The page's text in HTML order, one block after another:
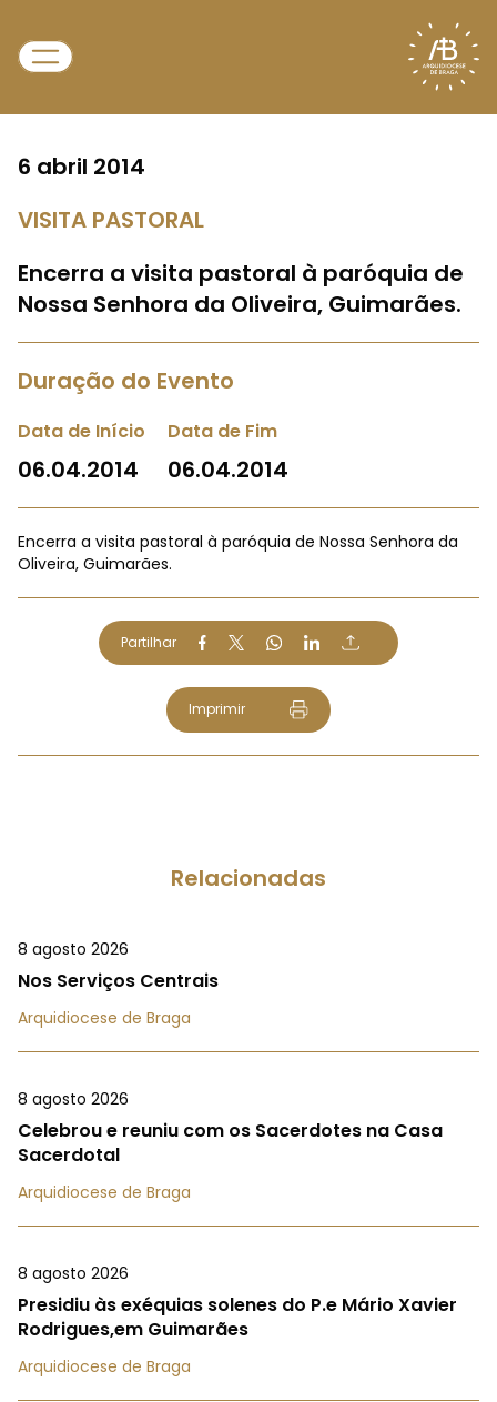
6 abril 2014
VISITA PASTORAL
Encerra a visita pastoral à paróquia de
Nossa Senhora da Oliveira, Guimarães.
Duração do Evento
Data de Início
06.04.2014
Data de Fim
06.04.2014
Encerra a visita pastoral à paróquia de Nossa Senhora da
Oliveira, Guimarães.
Partilhar
Imprimir
Relacionadas
8 agosto 2026
Nos Serviços Centrais
Arquidiocese de Braga
8 agosto 2026
Celebrou e reuniu com os Sacerdotes na Casa
Sacerdotal
Arquidiocese de Braga
8 agosto 2026
Presidiu às exéquias solenes do P.e Mário Xavier
Rodrigues,em Guimarães
Arquidiocese de Braga